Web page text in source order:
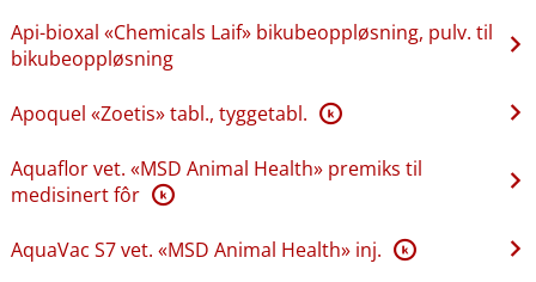
Api-bioxal «Chemicals Laif» bikubeoppløsning, pulv. til
bikubeoppløsning
Apoquel «Zoetis» tabl., tyggetabl. K
Aquaflor vet. «MSD Animal Health» premiks til
medisinert fôr K
AquaVac S7 vet. «MSD Animal Health» inj. K